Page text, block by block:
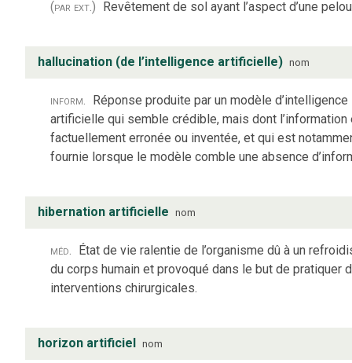
(par ext.) Revêtement de sol ayant l’aspect d’une
hallucination (de l’intelligence artificielle) nom
inform. Réponse produite par un modèle d’intelligence
artificielle qui semble crédible, mais dont l’information
factuellement erronée ou inventée, et qui est
fournie lorsque le modèle comble une absence
hibernation artificielle nom
méd. État de vie ralentie de l’organisme dû à un
du corps humain et provoqué dans le but de pratiquer
interventions chirurgicales.
horizon artificiel nom